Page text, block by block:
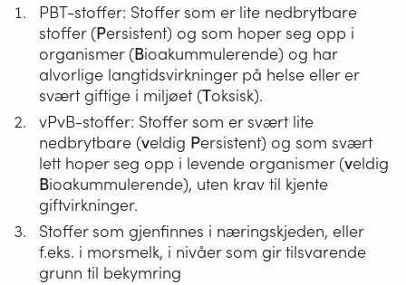
Registration,
Evaluation,
Authorisation
restriction
of
Chemicals
PBT-stoffer: Stoffer som er lite nedbrytbare
stoffer (Persistent) og som hoper seg opp i
organismer (Bioakummulerende) og har
alvorlige langtidsvirkninger på helse eller er
svært giftige i miljøet (Toksisk).
vPvB-stoffer: Stoffer som er svært lite
nedbrytbare (veldig Persistent) og som svært
lett hoper seg opp i levende organismer (veldig
Bioakummulerende), uten krav til kjente
giftvirkninger.
Stoffer som gjenfinnes i næringskjeden, eller
f.eks. i morsmelk, i nivåer som gir tilsvarende
grunn til bekymring